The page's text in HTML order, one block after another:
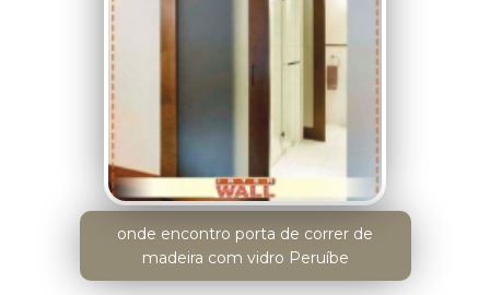
onde encontro porta de correr de
madeira com vidro Peruíbe